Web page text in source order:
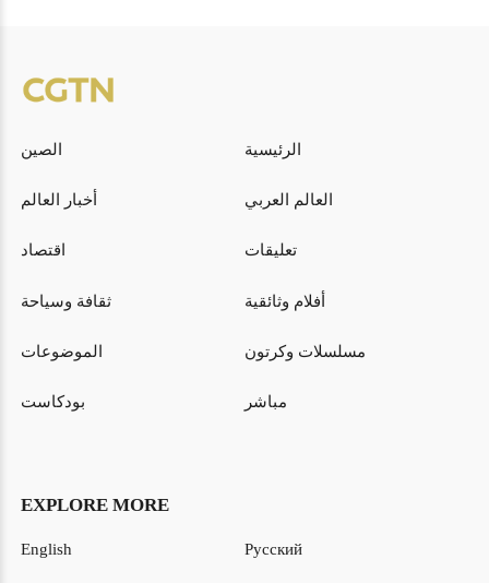
الصين الرئيسية
أخبار العالم العالم العربي
اقتصاد تعليقات
ثقافة وسياحة أفلام وثائقية
الموضوعات مسلسلات وكرتون
بودكاست مباشر
EXPLORE MORE
English Русский